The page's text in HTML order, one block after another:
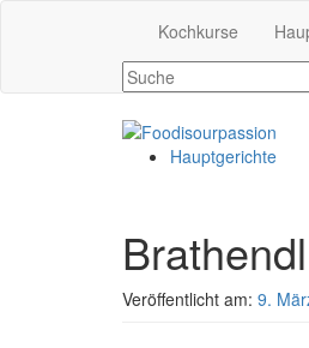
Kochkurse
Hauptgerichte
Veröffentlicht am: 9.